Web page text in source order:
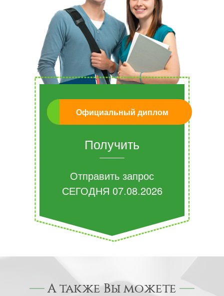
Официальный диплом
Получить
Отправить запрос
СЕГОДНЯ 07.08.2026
А также Вы можете